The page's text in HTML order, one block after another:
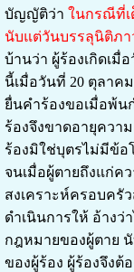
บัญญัติว่า ในกรณีที่เ
นับแต่วันบรรลุนิติภา
บ้านว่า ผู้ร้องเกิดเมื่
นี้เมื่อวันที่ 20 ตุลาค
ยื่นคำร้องขอเมื่อพ้น
ร้องจึงขาดอายุควา
ร้องมิใช่บุตรไม่มีข้อ
จนเมื่อผู้ตายถึงแก่ค
สงเคราะห์ครอบครั
ดำเนินการให้ อ้างว่
กฎหมายของผู้ตาย นั
ของผู้ร้อง ผู้ร้องจึงต้